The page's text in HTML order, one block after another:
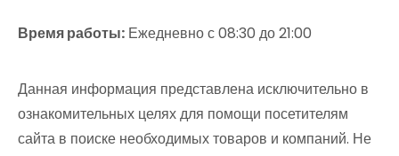
Время работы: Ежедневно с 08:30 до 21:00
Данная информация представлена исключительно в
ознакомительных целях для помощи посетителям
сайта в поиске необходимых товаров и компаний. Не